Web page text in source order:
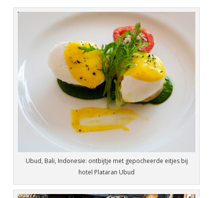
Ubud, Bali, Indonesie: ontbijtje met gepocheerde eitjes bij
hotel Plataran Ubud